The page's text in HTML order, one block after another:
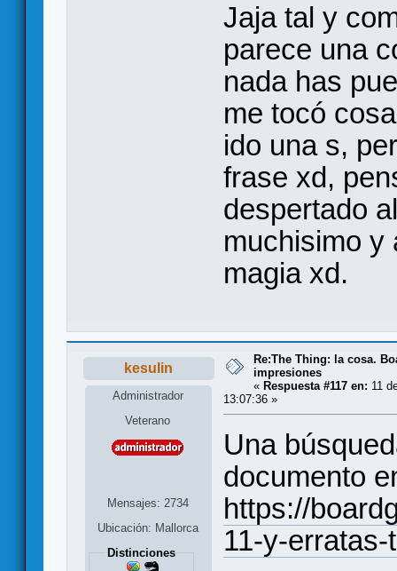
Jaja tal y
parece una
nada has
me tocó
ido una s,
frase xd,
despertado
muchisimo y
magia xd.
kesulin
Administrador
Veterano
Mensajes: 2734
Ubicación: Mallorca
Distinciones
Re:The Thing: la cosa.
impresiones
« Respuesta #117 en: 11
13:07:36 »
Una
documento
https://
11-y-